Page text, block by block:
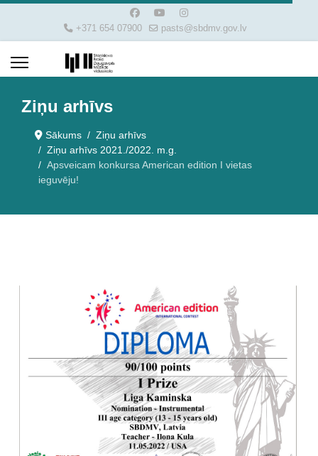
+371 654 07900 pasts@sbdmv.gov.lv
Ziņu arhīvs
Sākums
Ziņu arhīvs
Ziņu arhīvs 2021./2022. m.g.
Apsveicam konkursa American edition I vietas
ieguvēju!